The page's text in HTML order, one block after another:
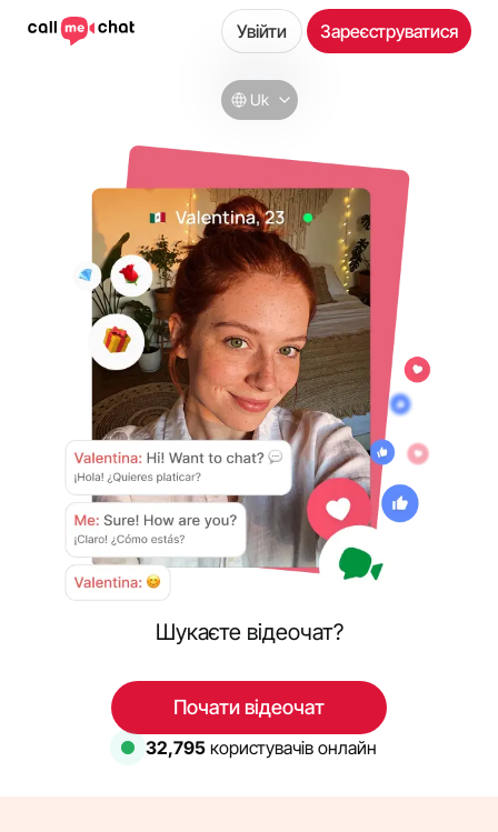
Uk
Увійти Зареєструватися
Шукаєте відеочат?
Почати відеочат
32,795 користувачів онлайн